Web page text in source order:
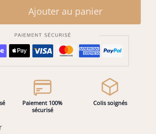
Ajouter au panier
Paiement 100%
sécurisé
Colis soignés